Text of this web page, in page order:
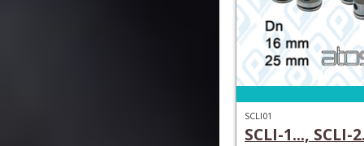
SCLI01
SCLI-1..., SCLI-